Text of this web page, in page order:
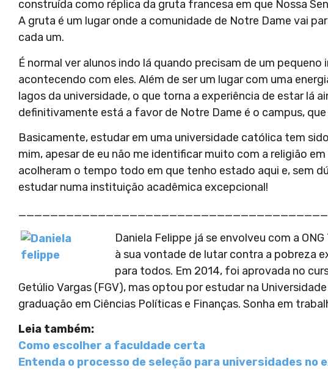
construída como réplica da gruta francesa em que Nossa
A gruta é um lugar onde a comunidade de Notre Dame vai
cada um.
É normal ver alunos indo lá quando precisam de um
acontecendo com eles. Além de ser um lugar com uma
lagos da universidade, o que torna a experiência de estar lá
definitivamente está a favor de Notre Dame é o campus,
Basicamente, estudar em uma universidade católica tem
mim, apesar de eu não me identificar muito com a religião
acolheram o tempo todo em que tenho estado aqui e, sem
estudar numa instituição acadêmica excepcional!
Daniela Felippe já se envolveu com a
à sua vontade de lutar contra a pobreza
para todos. Em 2014, foi aprovada no
Getúlio Vargas (FGV), mas optou por estudar na
graduação em Ciências Políticas e Finanças. Sonha em
Leia também:
Como escolher a faculdade certa
Entenda o processo de seleção para universidades no